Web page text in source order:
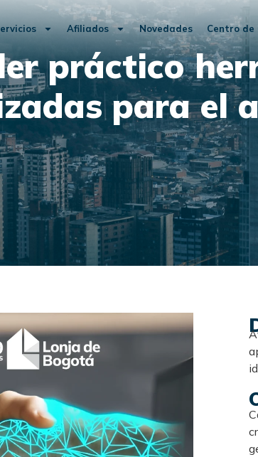
Afiliados Novedades Centro de
práctico
para el